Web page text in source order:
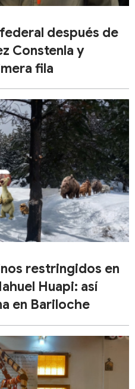
después de
Constenla y
fila
restringidos en
Huapi: así
en Bariloche